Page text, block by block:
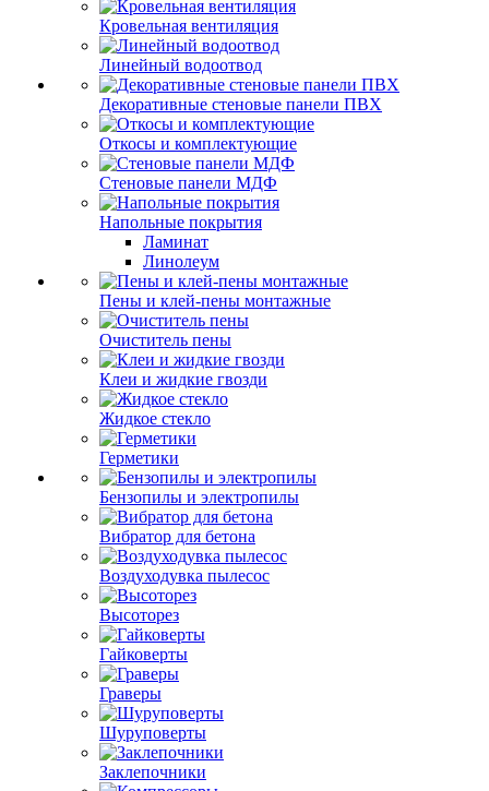
Кровельная вентиляция
Линейный водоотвод
Декоративные стеновые панели ПВХ
Откосы и комплектующие
Стеновые панели МДФ
Напольные покрытия
Ламинат
Линолеум
Пены и клей-пены монтажные
Очиститель пены
Клеи и жидкие гвозди
Жидкое стекло
Герметики
Бензопилы и электропилы
Вибратор для бетона
Воздуходувка пылесос
Высоторез
Гайковерты
Граверы
Шуруповерты
Заклепочники